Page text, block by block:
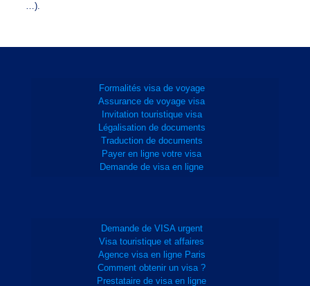
…).
Formalités visa de voyage
Assurance de voyage visa
Invitation touristique visa
Légalisation de documents
Traduction de documents
Payer en ligne votre visa
Demande de visa en ligne
Demande de VISA urgent
Visa touristique et affaires
Agence visa en ligne Paris
Comment obtenir un visa ?
Prestataire de visa en ligne